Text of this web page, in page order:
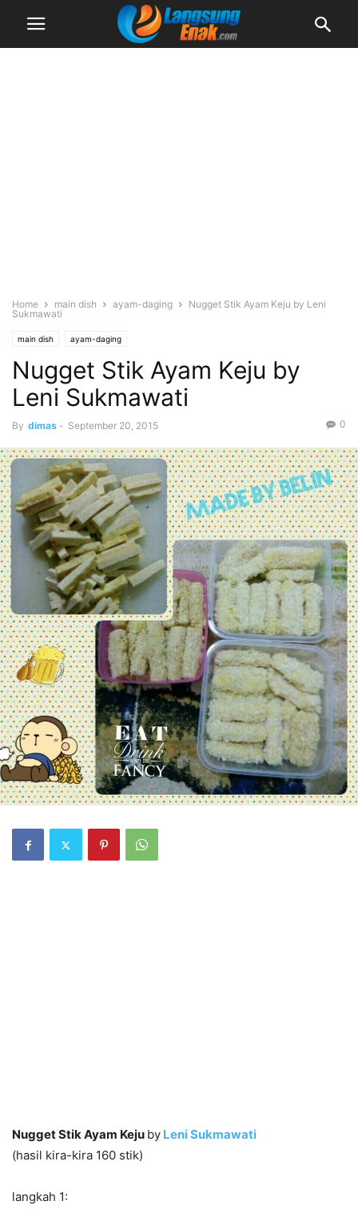
Home main dish ayam-daging
Nugget Stik Ayam Keju by Leni
Sukmawati
main dish ayam-daging
Nugget Stik Ayam Keju by
Leni Sukmawati
By dimas - September 20, 2015 0
Nugget Stik Ayam Keju by Leni Sukmawati
(hasil kira-kira 160 stik)
langkah 1: